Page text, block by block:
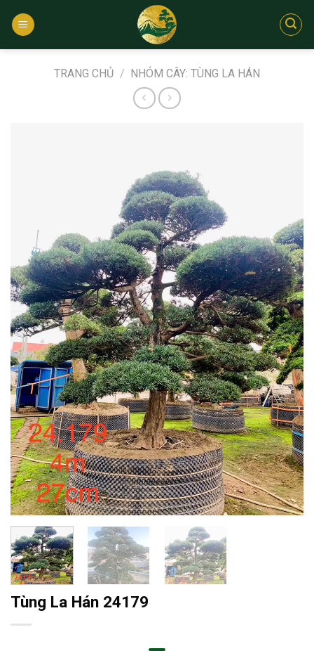
qua
TRANG CHỦ / NHÓM CÂY: TÙNG LA HÁN
Tùng La Hán 24179